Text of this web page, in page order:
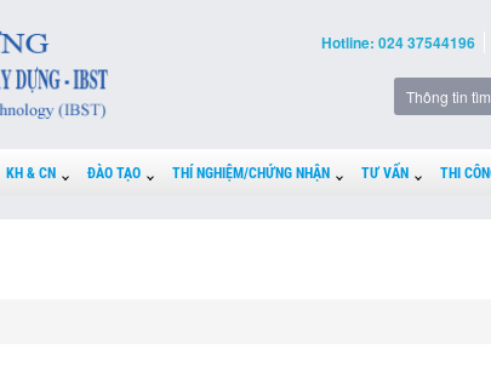
Hotline: 024 37544196
KH & CN ĐÀO TẠO THÍ NGHIỆM/CHỨNG NHẬN TƯ VẤN THI